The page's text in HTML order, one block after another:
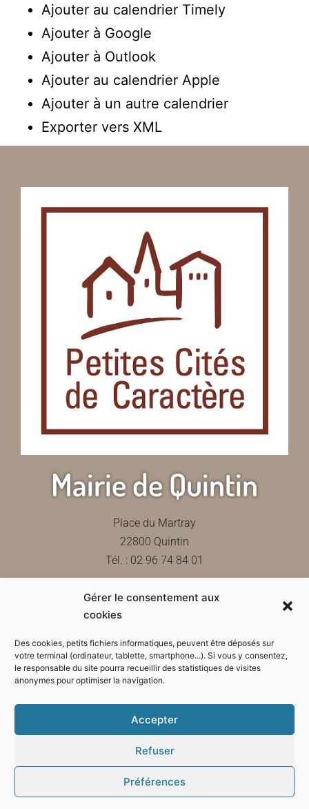
Gérer le consentement aux
cookies
Des cookies, petits fichiers informatiques, peuvent être déposés sur
votre terminal (ordinateur, tablette, smartphone...). Si vous y consentez,
le responsable du site pourra recueillir des statistiques de visites
anonymes pour optimiser la navigation.
Accepter
Refuser
Préférences
Ajouter au calendrier Timely
Ajouter à Google
Ajouter à Outlook
Ajouter au calendrier Apple
Ajouter à un autre calendrier
Exporter vers XML
Mairie de Quintin
Place du Martray
22800 Quintin
Tél. : 02 96 74 84 01
Contactez-nous
Horaires d'ouverture de la mairie
Mode sombre :